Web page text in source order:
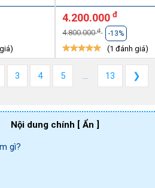
4.200.000đ
4.800.000đ -13%
(1 đánh giá)
3 4 5 ... 13 ❯
Nội dung chính [ Ẩn ]
gì?